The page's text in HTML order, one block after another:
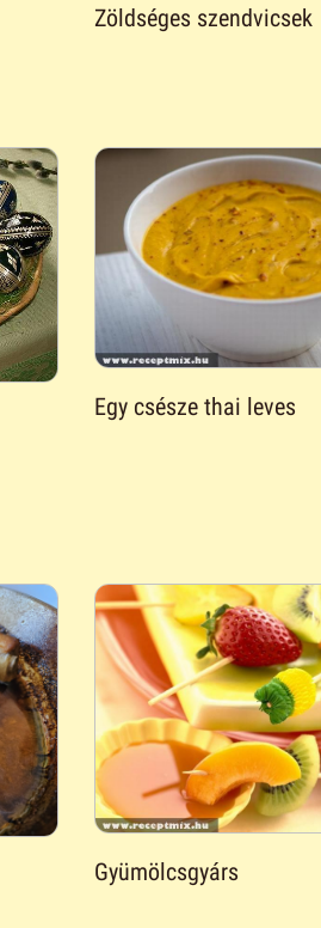
Zöldséges szendvicsek
Egy csésze thai leves
Gyümölcsgyárs